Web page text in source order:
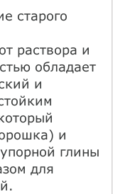
старого
раствора и
обладает
и
и
глины
для